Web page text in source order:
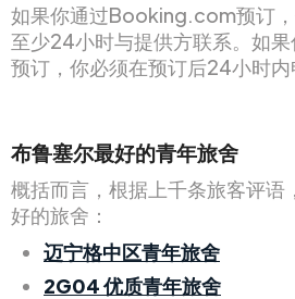
如果你通过Booking.com预订
至少24小时与提供方联系。如
预订，你必须在预订后24小时内
布鲁塞尔最好的青年旅舍
概括而言，根据上千条旅客评语
好的旅舍：
迈宁格中区青年旅舍
2G04 优质青年旅舍